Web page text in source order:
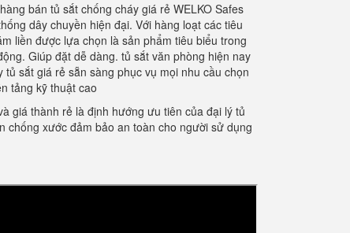
bán tủ sắt chống cháy giá rẻ WELKO Safes
dây chuyền hiện đại. Với hàng loạt các tiêu
liền được lựa chọn là sản phẩm tiêu biểu trong
Giúp đặt dễ dàng. tủ sắt văn phòng hiện nay
sắt giá rẻ sẵn sàng phục vụ mọi nhu cầu chọn
tảng kỹ thuật cao
giá thành rẻ là định hướng ưu tiên của đại lý tủ
chống xước đảm bảo an toàn cho người sử dụng